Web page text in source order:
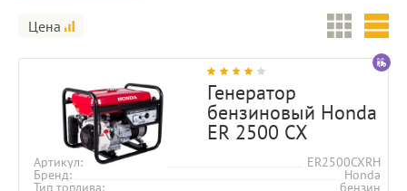
Цена
Генератор
бензиновый Honda
ER 2500 CX
Артикул ER2500CXRH
Бренд Honda
Тип топлива бензин